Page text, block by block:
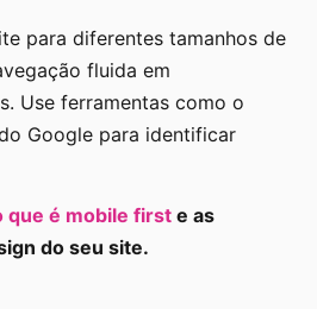
para diferentes tamanhos de
fluida em
Use ferramentas como o
Google para identificar
que é mobile first e as
do seu site.